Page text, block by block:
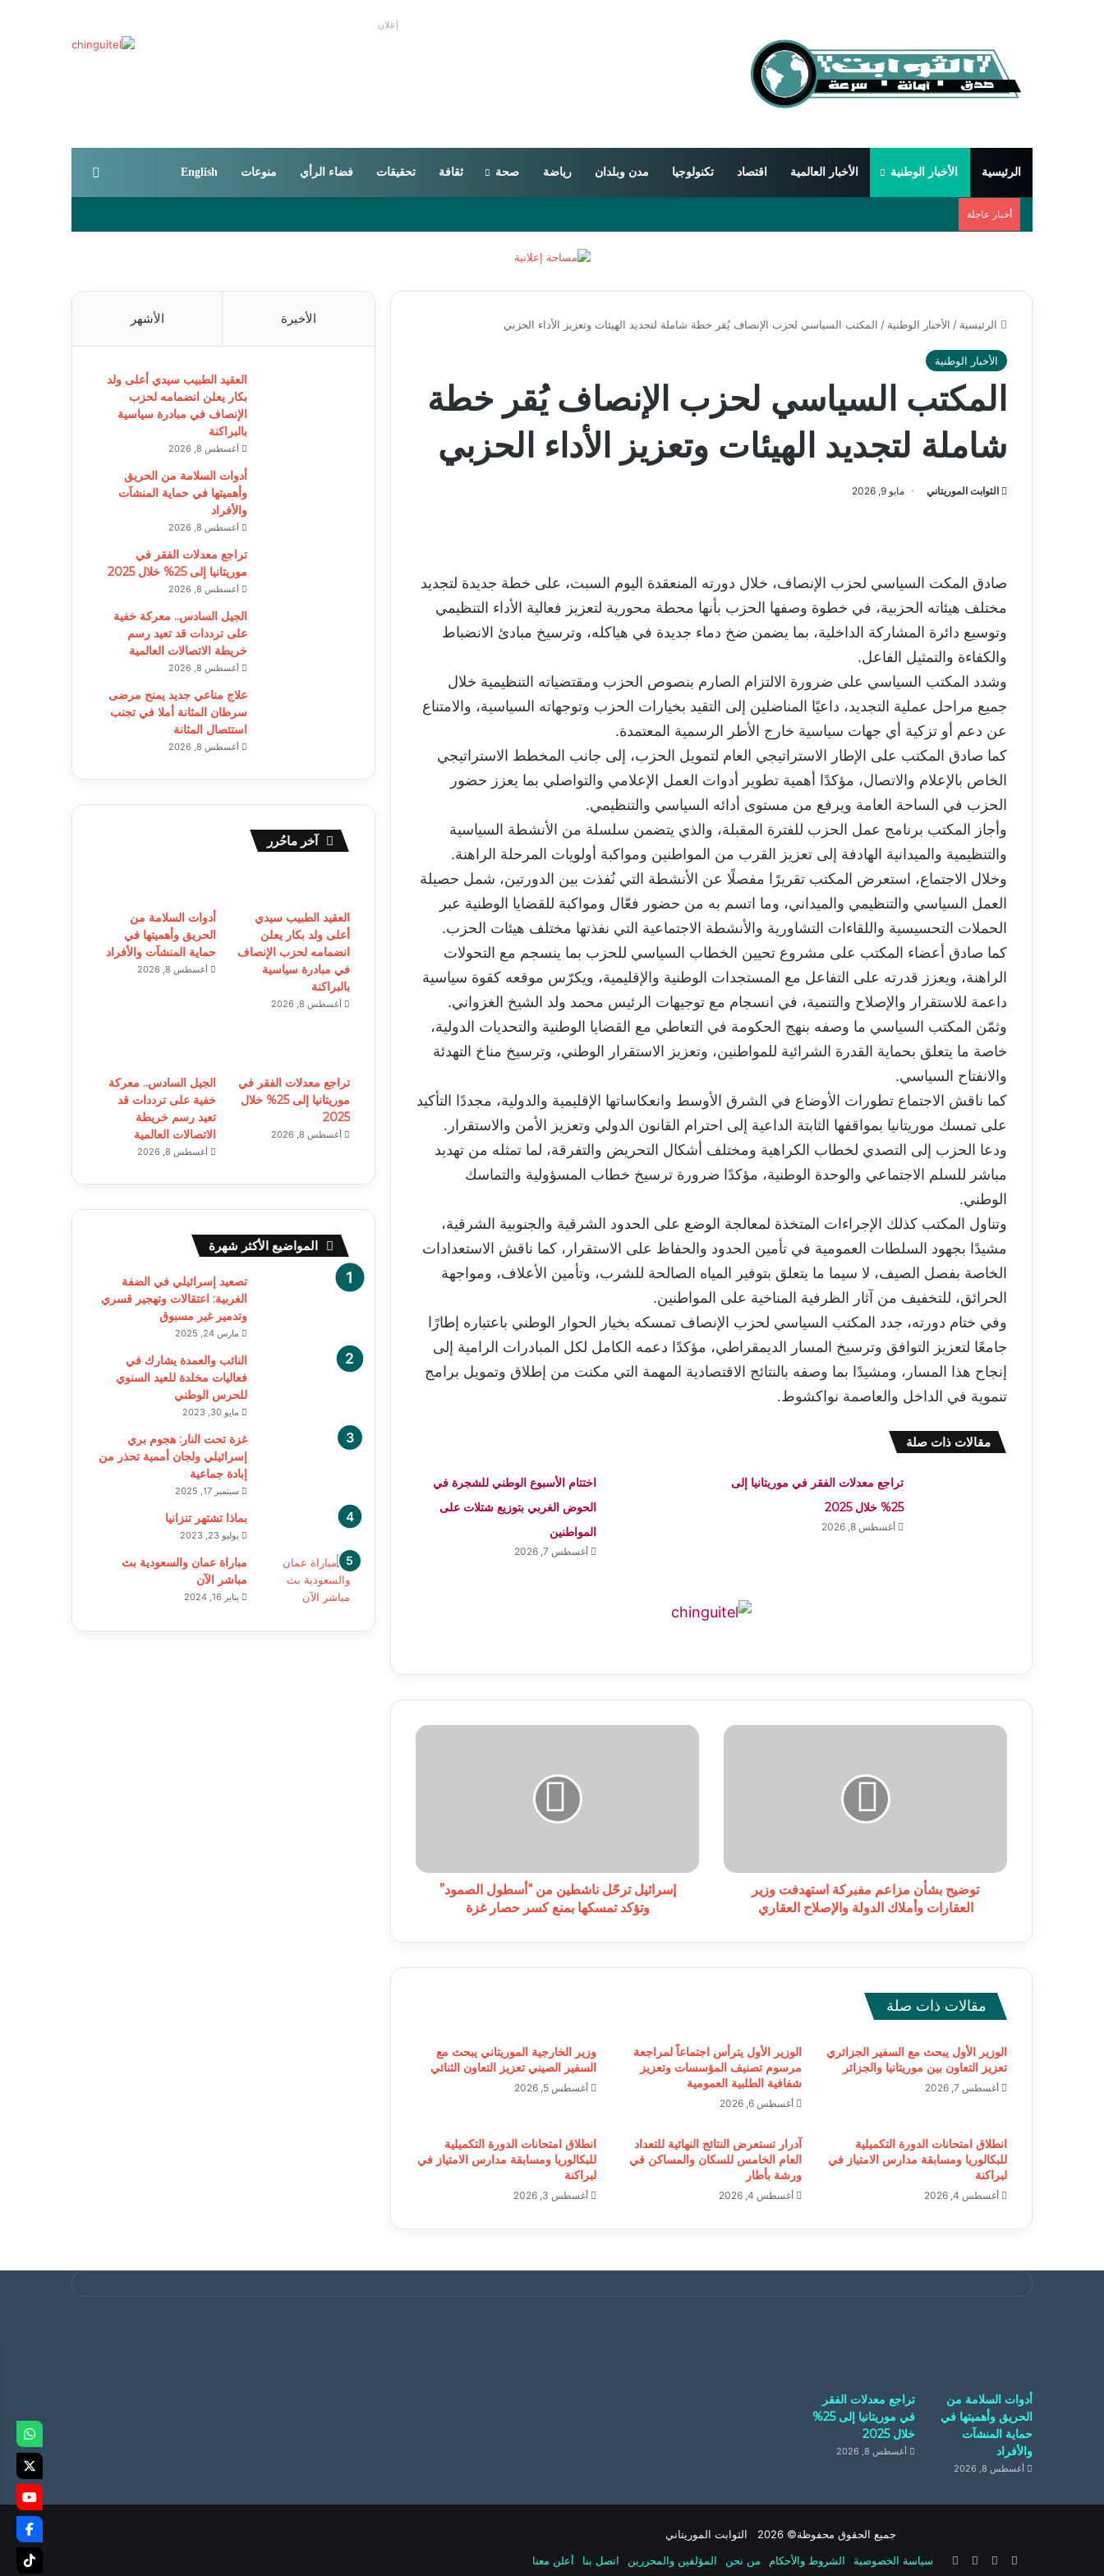
إعلان
الرئيسية الأخبار الوطنية الأخبار العالمية اقتصاد تكنولوجيا مدن وبلدان رياضة صحة ثقافة تحقيقات فضاء الرأي منوعات English
أخبار عاجلة
الرئيسية / الأخبار الوطنية / المكتب السياسي لحزب الإنصاف يُقر خطة شاملة لتجديد الهيئات وتعزيز الأداء الحزبي
الأخبار الوطنية
المكتب السياسي لحزب الإنصاف يُقر خطة
شاملة لتجديد الهيئات وتعزيز الأداء الحزبي
الثوابت الموريتاني مايو 9, 2026
صادق المكت السياسي لحزب الإنصاف، خلال دورته المنعقدة اليوم السبت، على خطة جديدة لتجديد
مختلف هيئاته الحزبية، في خطوة وصفها الحزب بأنها محطة محورية لتعزيز فعالية الأداء التنظيمي
وتوسيع دائرة المشاركة الداخلية، بما يضمن ضخ دماء جديدة في هياكله، وترسيخ مبادئ الانضباط
والكفاءة والتمثيل الفاعل.
وشدد المكتب السياسي على ضرورة الالتزام الصارم بنصوص الحزب ومقتضياته التنظيمية خلال
جميع مراحل عملية التجديد، داعيًا المناضلين إلى التقيد بخيارات الحزب وتوجهاته السياسية، والامتناع
عن دعم أو تزكية أي جهات سياسية خارج الأطر الرسمية المعتمدة.
كما صادق المكتب على الإطار الاستراتيجي العام لتمويل الحزب، إلى جانب المخطط الاستراتيجي
الخاص بالإعلام والاتصال، مؤكدًا أهمية تطوير أدوات العمل الإعلامي والتواصلي بما يعزز حضور
الحزب في الساحة العامة ويرفع من مستوى أدائه السياسي والتنظيمي.
وأجاز المكتب برنامج عمل الحزب للفترة المقبلة، والذي يتضمن سلسلة من الأنشطة السياسية
والتنظيمية والميدانية الهادفة إلى تعزيز القرب من المواطنين ومواكبة أولويات المرحلة الراهنة.
وخلال الاجتماع، استعرض المكتب تقريرًا مفصلًا عن الأنشطة التي نُفذت بين الدورتين، شمل حصيلة
العمل السياسي والتنظيمي والميداني، وما اتسم به من حضور فعّال ومواكبة للقضايا الوطنية عبر
الحملات التحسيسية واللقاءات التشاورية والأنشطة الاجتماعية التي نفذتها مختلف هيئات الحزب.
كما صادق أعضاء المكتب على مشروع تحيين الخطاب السياسي للحزب بما ينسجم مع التحولات
الراهنة، ويعزز قدرته على التفاعل مع المستجدات الوطنية والإقليمية، ويكرّس موقعه كقوة سياسية
داعمة للاستقرار والإصلاح والتنمية، في انسجام مع توجيهات الرئيس محمد ولد الشيخ الغزواني.
وثمّن المكتب السياسي ما وصفه بنهج الحكومة في التعاطي مع القضايا الوطنية والتحديات الدولية،
خاصة ما يتعلق بحماية القدرة الشرائية للمواطنين، وتعزيز الاستقرار الوطني، وترسيخ مناخ التهدئة
والانفتاح السياسي.
كما ناقش الاجتماع تطورات الأوضاع في الشرق الأوسط وانعكاساتها الإقليمية والدولية، مجددًا التأكيد
على تمسك موريتانيا بمواقفها الثابتة الداعية إلى احترام القانون الدولي وتعزيز الأمن والاستقرار.
ودعا الحزب إلى التصدي لخطاب الكراهية ومختلف أشكال التحريض والتفرقة، لما تمثله من تهديد
مباشر للسلم الاجتماعي والوحدة الوطنية، مؤكدًا ضرورة ترسيخ خطاب المسؤولية والتماسك
الوطني.
وتناول المكتب كذلك الإجراءات المتخذة لمعالجة الوضع على الحدود الشرقية والجنوبية الشرقية،
مشيدًا بجهود السلطات العمومية في تأمين الحدود والحفاظ على الاستقرار، كما ناقش الاستعدادات
الخاصة بفصل الصيف، لا سيما ما يتعلق بتوفير المياه الصالحة للشرب، وتأمين الأعلاف، ومواجهة
الحرائق، للتخفيف من آثار الظرفية المناخية على المواطنين.
وفي ختام دورته، جدد المكتب السياسي لحزب الإنصاف تمسكه بخيار الحوار الوطني باعتباره إطارًا
جامعًا لتعزيز التوافق وترسيخ المسار الديمقراطي، مؤكدًا دعمه الكامل لكل المبادرات الرامية إلى
إنجاح هذا المسار، ومشيدًا بما وصفه بالنتائج الاقتصادية المهمة التي مكنت من إطلاق وتمويل برامج
تنموية في الداخل والعاصمة نواكشوط.
مقالات ذات صلة
تراجع معدلات الفقر في موريتانيا إلى
25% خلال 2025
أغسطس 8, 2026
اختتام الأسبوع الوطني للشجرة في
الحوض الغربي بتوزيع شتلات على
المواطنين
أغسطس 7, 2026
توضيح
الدولة
والإصلاحتوضيح بشأن مزاعم مفبركة استهدفت وزير
العقارات وأملاك الدولة والإصلاح العقاري
إسرائيل
بمنع
إسرائيل ترحّل ناشطين من “أسطول الصمود”
وتؤكد تمسكها بمنع كسر حصار غزة
مقالات ذات صلة
الوزير الأول يبحث مع السفير الجزائري
تعزيز التعاون بين موريتانيا والجزائر
أغسطس 7, 2026
الوزير الأول يترأس اجتماعاً لمراجعة
مرسوم تصنيف المؤسسات وتعزيز
شفافية الطلبية العمومية
أغسطس 6, 2026
وزير الخارجية الموريتاني يبحث مع
السفير الصيني تعزيز التعاون الثنائي
أغسطس 5, 2026
انطلاق امتحانات الدورة التكميلية
للبكالوريا ومسابقة مدارس الامتياز في
لبراكنة
أغسطس 4, 2026
آدرار تستعرض النتائج النهائية للتعداد
العام الخامس للسكان والمساكن في
ورشة بأطار
أغسطس 4, 2026
انطلاق امتحانات الدورة التكميلية
للبكالوريا ومسابقة مدارس الامتياز في
لبراكنة
أغسطس 3, 2026
الأخيرة الأشهر
العقيد الطبيب سيدي أعلى ولد
بكار يعلن انضمامه لحزب
الإنصاف في مبادرة سياسية
بالبراكنة
أغسطس 8, 2026
أدوات السلامة من الحريق
وأهميتها في حماية المنشآت
والأفراد
أغسطس 8, 2026
تراجع معدلات الفقر في
موريتانيا إلى 25% خلال 2025
أغسطس 8, 2026
الجيل السادس.. معركة خفية
على ترددات قد تعيد رسم
خريطة الاتصالات العالمية
أغسطس 8, 2026
علاج مناعي جديد يمنح مرضى
سرطان المثانة أملا في تجنب
استئصال المثانة
أغسطس 8, 2026
آخر ماحُرر
العقيد الطبيب سيدي
أعلى ولد بكار يعلن
انضمامه لحزب الإنصاف
في مبادرة سياسية
بالبراكنة
أغسطس 8, 2026
أدوات السلامة من
الحريق وأهميتها في
حماية المنشآت والأفراد
أغسطس 8, 2026
تراجع معدلات الفقر في
موريتانيا إلى 25% خلال
2025
أغسطس 8, 2026
الجيل السادس.. معركة
خفية على ترددات قد
تعيد رسم خريطة
الاتصالات العالمية
أغسطس 8, 2026
المواضيع الأكثر شهرة
تصعيد إسرائيلي في الضفة
الغربية: اعتقالات وتهجير قسري
وتدمير غير مسبوق
مارس 24, 2025
النائب والعمدة يشارك في
فعاليات مخلدة للعيد السنوي
للحرس الوطني
مايو 30, 2023
غزة تحت النار: هجوم بري
إسرائيلي ولجان أممية تحذر من
إبادة جماعية
سبتمبر 17, 2025
بماذا تشتهر تنزانيا
يوليو 23, 2023
مباراة عمان والسعودية بث
مباشر الآن
يناير 16, 2024
أدوات السلامة من
الحريق وأهميتها في
حماية المنشآت
والأفراد
أغسطس 8, 2026
تراجع معدلات الفقر
في موريتانيا إلى 25%
خلال 2025
أغسطس 8, 2026
جميع الحقوق محفوظة© 2026 الثوابت الموريتاني
سياسة الخصوصية
الشروط والأحكام من نحن المؤلفين والمحررين اتصل بنا أعلن معنا فيسبوك ‫YouTubeانستقرام